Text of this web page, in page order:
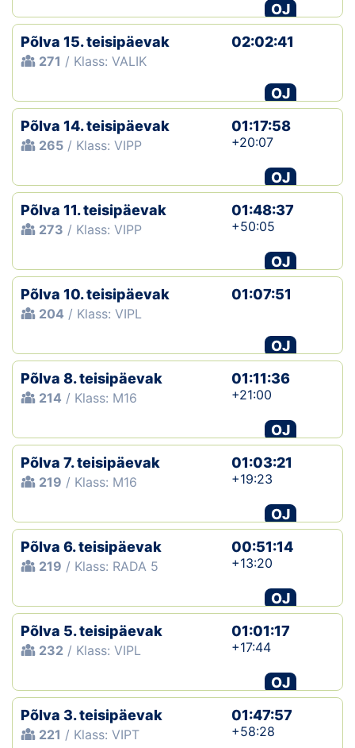
Dokumendid
Klubid
Suletud maastikud
Püsirajad
Koolitused
OTSI
OJ
Põlva 15. teisipäevak
271 / Klass: VALIK
02:02:41
OJ
Põlva 14. teisipäevak
265 / Klass: VIPP
01:17:58
+20:07
OJ
Põlva 11. teisipäevak
273 / Klass: VIPP
01:48:37
+50:05
OJ
Põlva 10. teisipäevak
204 / Klass: VIPL
01:07:51
OJ
Põlva 8. teisipäevak
214 / Klass: M16
01:11:36
+21:00
OJ
Põlva 7. teisipäevak
219 / Klass: M16
01:03:21
+19:23
OJ
Põlva 6. teisipäevak
219 / Klass: RADA 5
00:51:14
+13:20
OJ
Põlva 5. teisipäevak
232 / Klass: VIPL
01:01:17
+17:44
OJ
Põlva 3. teisipäevak
221 / Klass: VIPT
01:47:57
+58:28